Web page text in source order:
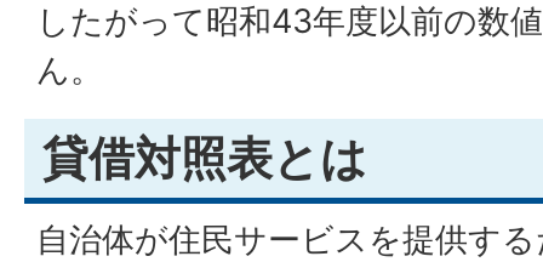
したがって昭和43年度以前の数
ん。
貸借対照表とは
自治体が住民サービスを提供す